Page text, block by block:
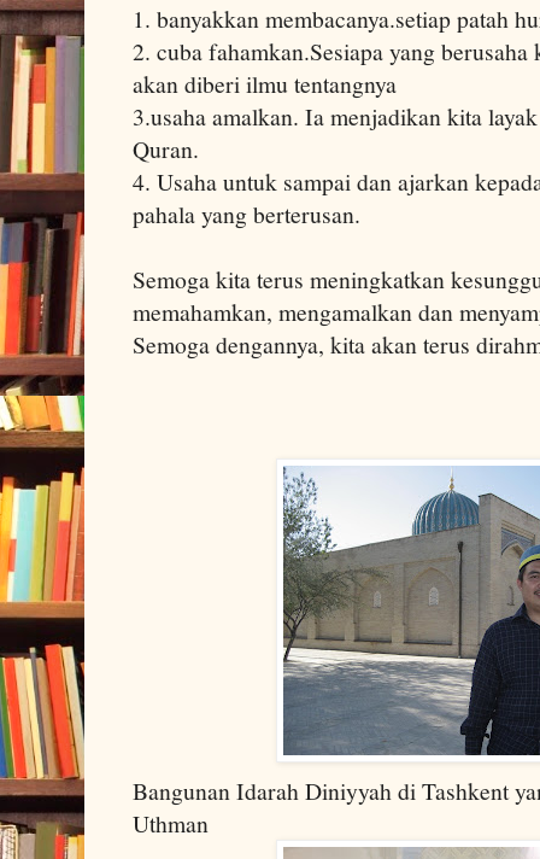
1. banyakkan membacanya.setiap patah
2. cuba fahamkan.Sesiapa yang
akan diberi ilmu tentangnya
3.usaha amalkan. Ia menjadikan kita
Quran.
4. Usaha untuk sampai dan ajarkan
pahala yang berterusan.
Semoga kita terus meningkatkan
memahamkan, mengamalkan dan
Semoga dengannya, kita akan terus
Bangunan Idarah Diniyyah di Tashkent
Uthman